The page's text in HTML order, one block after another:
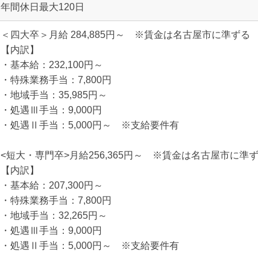
年間休日最大120日
＜四大卒＞月給 284,885円～ ※賃金は名古
【内訳】
・基本給：232,100円～
・特殊業務手当：7,800円
・地域手当：35,985円～
・処遇Ⅲ手当：9,000円
・処遇Ⅱ手当：5,000円～ ※支給要件有
<短大・専門卒>月給256,365円～ ※賃金は名古屋市に準
【内訳】
・基本給：207,300円～
・特殊業務手当：7,800円
・地域手当：32,265円～
・処遇Ⅲ手当：9,000円
・処遇Ⅱ手当：5,000円～ ※支給要件有